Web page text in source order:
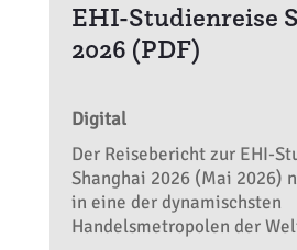
EHI-Studienreise
2026 (PDF)
Digital
Der Reisebericht zur EHI-
Shanghai 2026 (Mai 2026)
in eine der dynamischsten
Handelsmetropolen der